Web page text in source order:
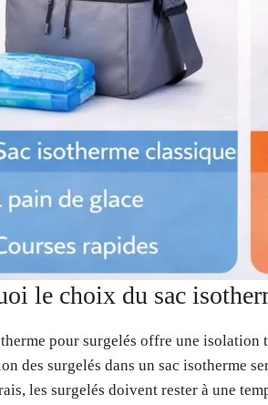
le choix du sac
pour surgelés offre une isolation
des surgelés dans un sac isotherme
les surgelés doivent rester à une